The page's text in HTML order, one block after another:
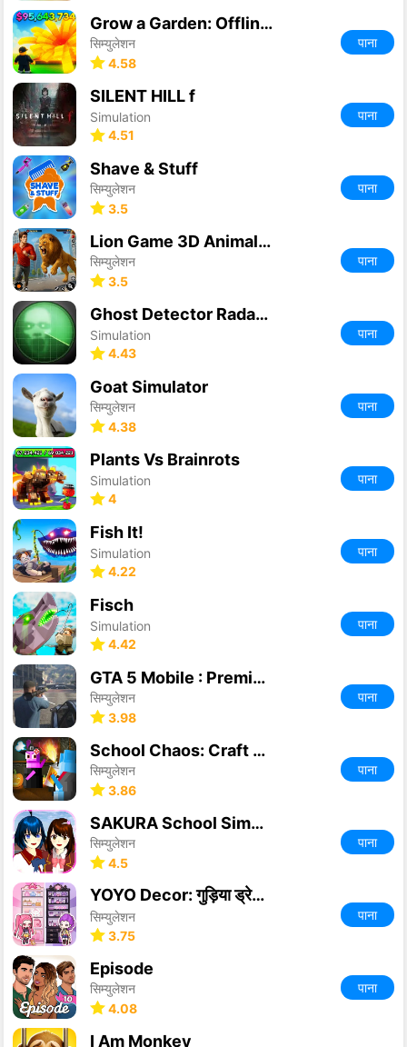
Grow a Garden: Offline Grows
सिम्युलेशन
4.58
पाना
SILENT HILL f
Simulation
4.51
पाना
Shave & Stuff
सिम्युलेशन
3.5
पाना
Lion Game 3D Animal Simulator
सिम्युलेशन
3.5
पाना
Ghost Detector Radar Simulator
Simulation
4.43
पाना
Goat Simulator
सिम्युलेशन
4.38
पाना
Plants Vs Brainrots
Simulation
4
पाना
Fish It!
Simulation
4.22
पाना
Fisch
Simulation
4.42
पाना
GTA 5 Mobile : Premium Edition
सिम्युलेशन
3.98
पाना
School Chaos: Craft and Prank
सिम्युलेशन
3.86
पाना
SAKURA School Simulator
सिम्युलेशन
4.5
पाना
YOYO Decor: गुड़िया ड्रेस अप
सिम्युलेशन
3.75
पाना
Episode
सिम्युलेशन
4.08
पाना
I Am Monkey